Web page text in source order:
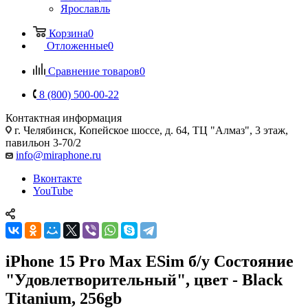
Ярославль
Корзина0
Отложенные0
Сравнение товаров0
8 (800) 500-00-22
Контактная информация
г. Челябинск, Копейское шоссе, д. 64, ТЦ "Алмаз", 3 этаж,
павильон 3-70/2
info@miraphone.ru
Вконтакте
YouTube
iPhone 15 Pro Max ESim б/у Состояние
"Удовлетворительный", цвет - Black
Titanium, 256gb